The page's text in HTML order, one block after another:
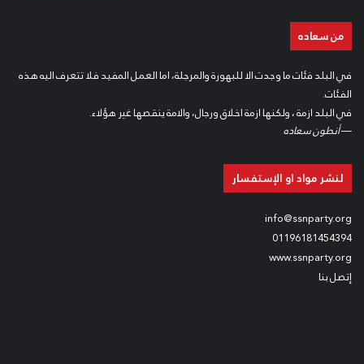
من سعاده
في البلد فئات ما وجدت الا للبهورة والمرجلة، اما العمل المفيد فلا تتعرف اليه هذه
الفئات.
في البلد ازمة ، ولكنها ازمة اخلاق ورجال، والامة ينقصها غير هؤلاء.
—أنطون سعاده
لنشر مواد او الإستفسار
info@ssnparty.org
01196181454394
www.ssnparty.org
إتصل بنا